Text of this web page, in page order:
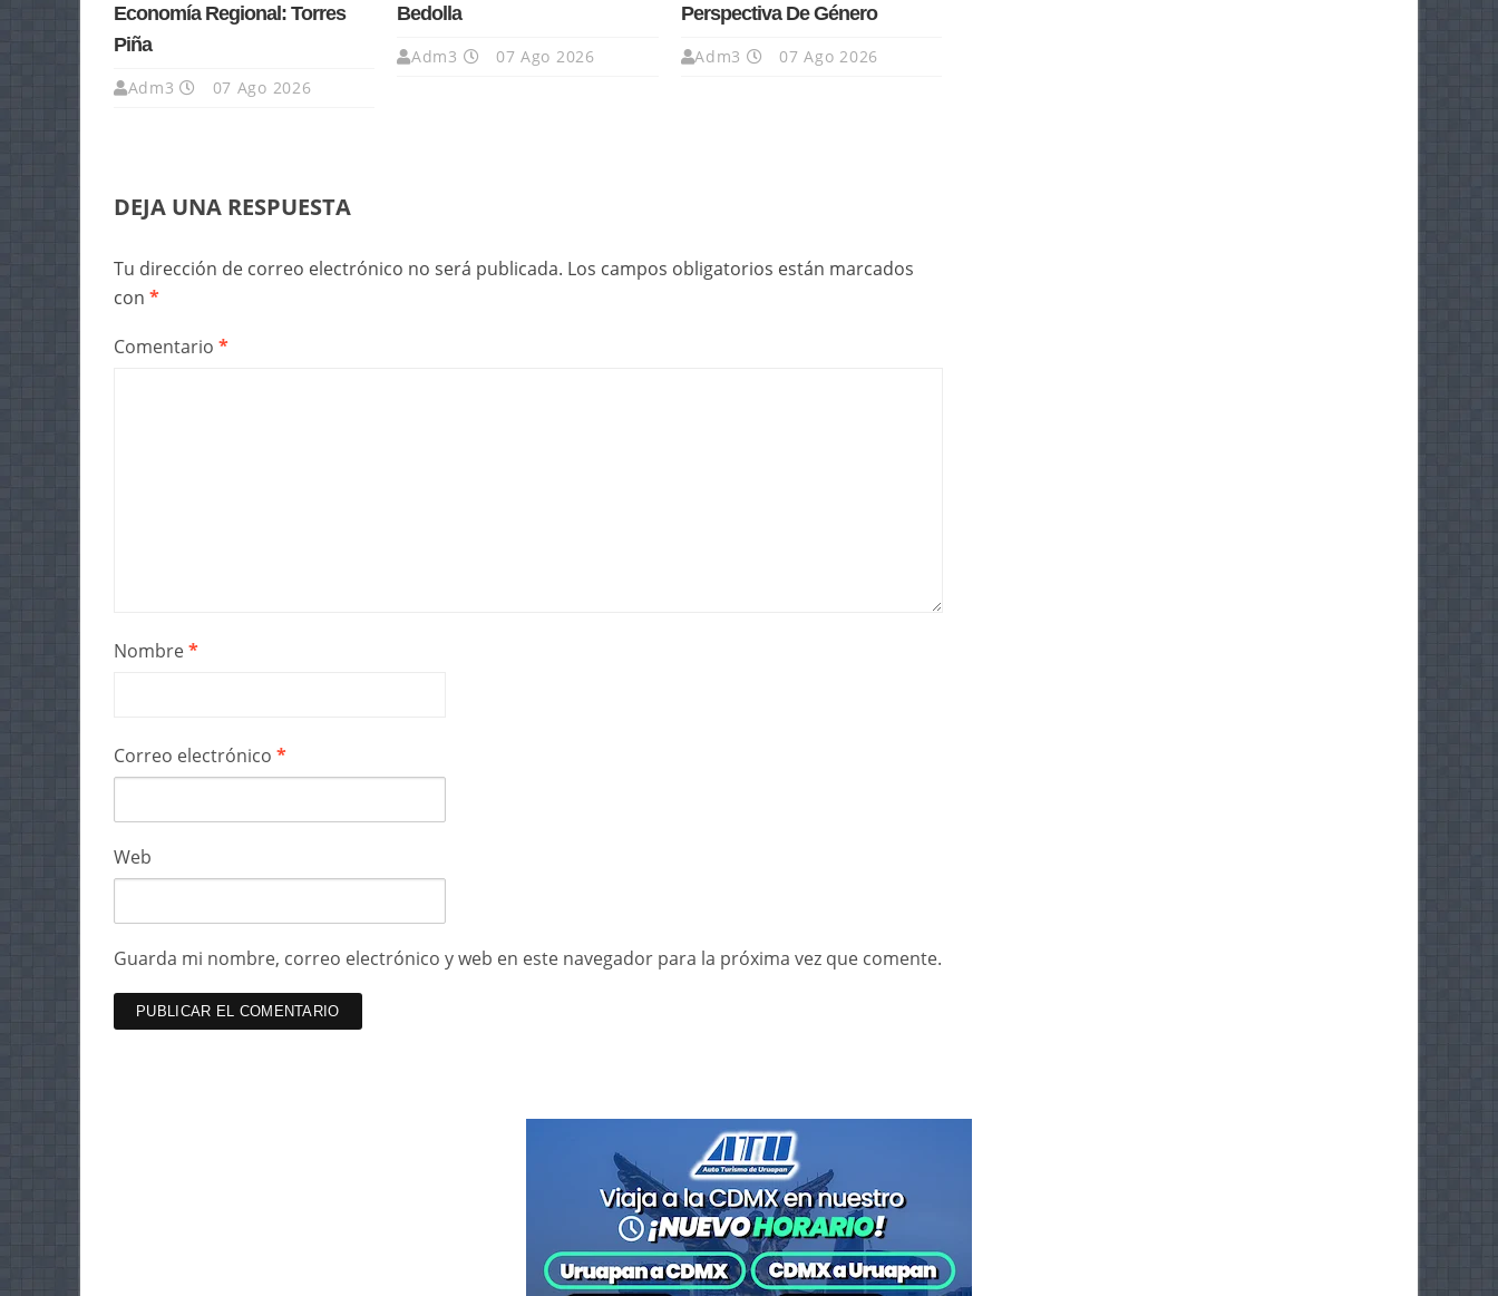
Economía Regional: Torres
Piña
Adm3 07 Ago 2026
Bedolla
Adm3 07 Ago 2026
Perspectiva De Género
Adm3 07 Ago 2026
DEJA UNA RESPUESTA
Tu dirección de correo electrónico no será publicada. Los campos obligatorios están marcados
con *
Comentario *
Nombre*
Correo electrónico *
Web
Guarda mi nombre, correo electrónico y web en este navegador para la próxima vez que comente.